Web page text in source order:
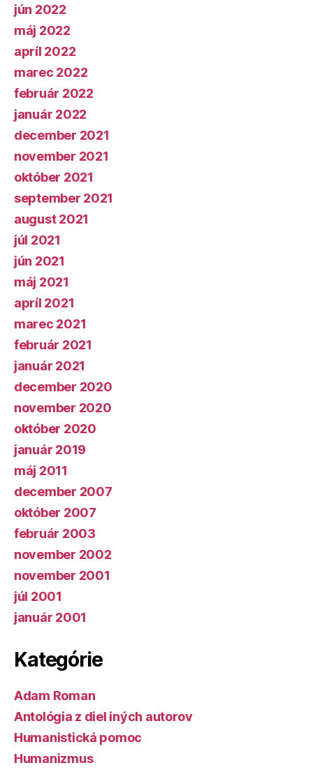
jún 2022
máj 2022
apríl 2022
marec 2022
február 2022
január 2022
december 2021
november 2021
október 2021
september 2021
august 2021
júl 2021
jún 2021
máj 2021
apríl 2021
marec 2021
február 2021
január 2021
december 2020
november 2020
október 2020
január 2019
máj 2011
december 2007
október 2007
február 2003
november 2002
november 2001
júl 2001
január 2001
Kategórie
Adam Roman
Antológia z diel iných autorov
Humanistická pomoc
Humanizmus